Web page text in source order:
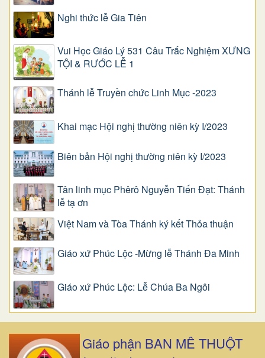
Nghi thức lễ Gia Tiên
Vui Học Giáo Lý 531 Câu Trắc Nghiệm XƯNG
TỘI & RƯỚC LỄ 1
Thánh lễ Truyền chức Linh Mục -2023
Khai mạc Hội nghị thường niên kỳ I/2023
Biên bản Hội nghị thường niên kỳ I/2023
Tân linh mục Phêrô Nguyễn Tiến Đạt: Thánh
lễ tạ ơn
Việt Nam và Tòa Thánh ký kết Thỏa thuận
Giáo xứ Phúc Lộc -Mừng lễ Thánh Đa Minh
Giáo xứ Phúc Lộc: Lễ Chúa Ba Ngôi
Giáo phận BAN MÊ THUỘT